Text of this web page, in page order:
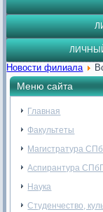
Новости филиала
Меню сайта
Главная
Факультеты
Магистратура
Аспирантура
Наука
Студенчество,